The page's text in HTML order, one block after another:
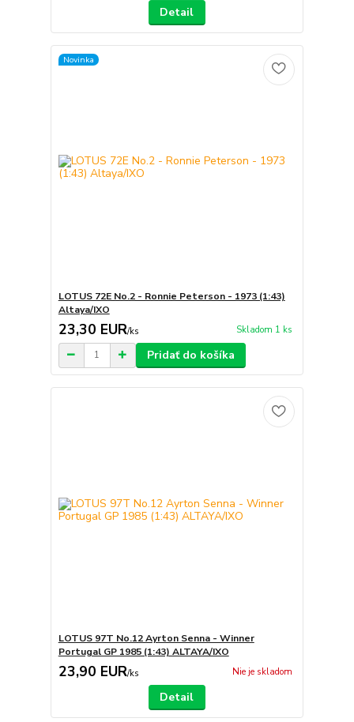
Detail
Novinka
LOTUS 72E No.2 - Ronnie Peterson - 1973 (1:43)
Altaya/IXO
23,30 EUR/ks Skladom 1 ks
Pridať do košíka
LOTUS 97T No.12 Ayrton Senna - Winner
Portugal GP 1985 (1:43) ALTAYA/IXO
23,90 EUR/ks Nie je skladom
Detail